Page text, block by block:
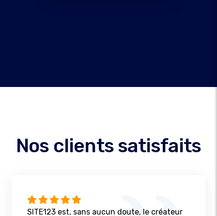
Nos clients satisfaits
SITE123 est, sans aucun doute, le créateur